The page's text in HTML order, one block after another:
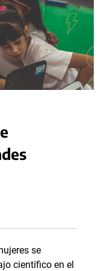
se
científico en el